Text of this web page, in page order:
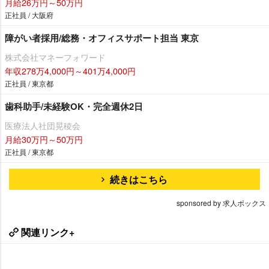
正社員 / 大阪府
障がい者採用/総務・オフィスサポート担当 東京
株式会社マネーフォワード
年収278万4,000円～401万4,000円
正社員 / 東京都
歯科助手/未経験OK・完全週休2日
医療法人社団晃稜会
月給30万円～50万円
正社員 / 東京都
続きはこちら
sponsored by 求人ボックス
関連リンク+